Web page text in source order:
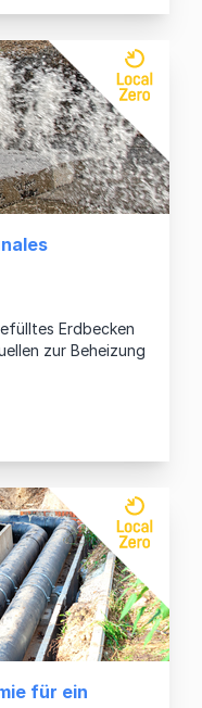
Erdbecken
zur Beheizung
für ein